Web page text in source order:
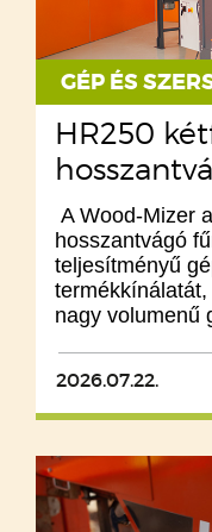
GÉP ÉS
HR250
A Wood-Mizer
hosszantvágó
teljesítményű
nagy volumenű
2026.07.22.